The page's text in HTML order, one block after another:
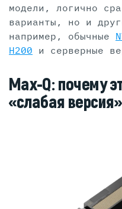
модели, логично
варианты, но и
например, обычные
H200 и серверные
Max-Q: почему
«слабая версия»